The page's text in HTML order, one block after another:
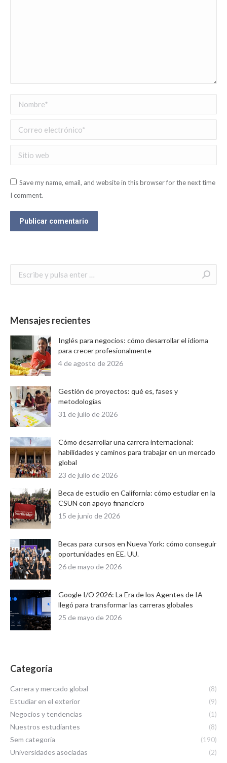
Nombre *
Correo electrónico *
Sitio web
Save my name, email, and website in this browser for the next time
I comment.
Publicar comentario
Mensajes recientes
Inglés para negocios: cómo desarrollar el idioma
para crecer profesionalmente
4 de agosto de 2026
Gestión de proyectos: qué es, fases y
metodologías
31 de julio de 2026
Cómo desarrollar una carrera internacional:
habilidades y caminos para trabajar en un mercado
global
23 de julio de 2026
Beca de estudio en California: cómo estudiar en la
CSUN con apoyo financiero
15 de junio de 2026
Becas para cursos en Nueva York: cómo conseguir
oportunidades en EE. UU.
26 de mayo de 2026
Google I/O 2026: La Era de los Agentes de IA
llegó para transformar las carreras globales
25 de mayo de 2026
Categoría
Carrera y mercado global
(8)
Estudiar en el exterior
(9)
Negocios y tendencias
(1)
Nuestros estudiantes
(8)
Sem categoria
(190)
Universidades asociadas
(2)